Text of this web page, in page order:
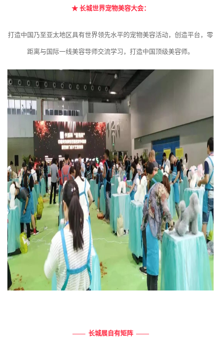
★ 长城世界宠物美容大会：
打造中国乃至亚太地区具有世界领先水平的宠物美容活动，创造平台，零
距离与国际一线美容导师交流学习，打造中国顶级美容师。
—— 长城展自有矩阵 ——